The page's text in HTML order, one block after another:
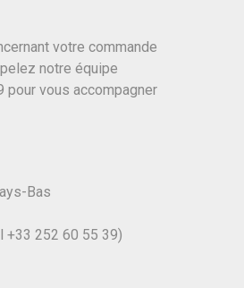
votre commande
notre équipe
pour vous accompagner
Bas
+33 252 60 55 39)